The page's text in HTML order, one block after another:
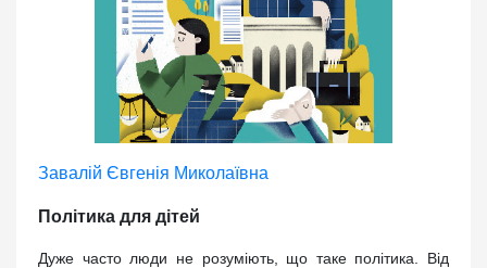
Завалій Євгенія Миколаївна
Політика для дітей
Дуже часто люди не розуміють, що таке політика. Від